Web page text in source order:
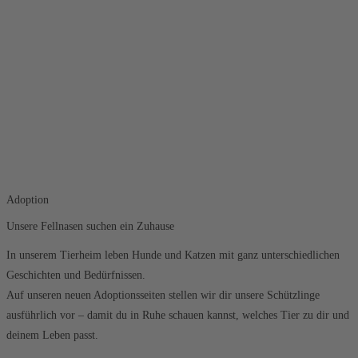
Adoption
Unsere Fellnasen suchen ein Zuhause
In unserem Tierheim leben Hunde und Katzen mit ganz unterschiedlichen
Geschichten und Bedürfnissen.
Auf unseren neuen Adoptionsseiten stellen wir dir unsere Schützlinge
ausführlich vor – damit du in Ruhe schauen kannst, welches Tier zu dir und
deinem Leben passt.